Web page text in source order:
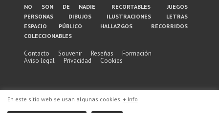
Menú
del
pie
de
no son de nadie recortables
juegos
personas
dibujos ilustraciones
letras
espacio público
hallazgos
recorridos
coleccionables
Contacto Souvenir Reseñas
Formación
Aviso legal
Privacidad Cookies
En este sitio web se usan algunas cookies. + Info